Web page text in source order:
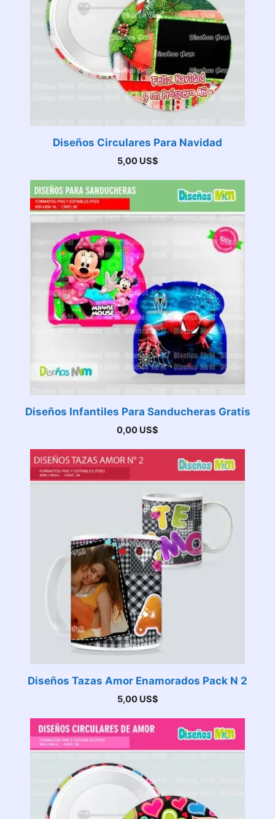
Diseños Circulares Para Navidad
5,00 US$
Diseños Infantiles Para Sanducheras Gratis
0,00 US$
Diseños Tazas Amor Enamorados Pack N 2
5,00 US$